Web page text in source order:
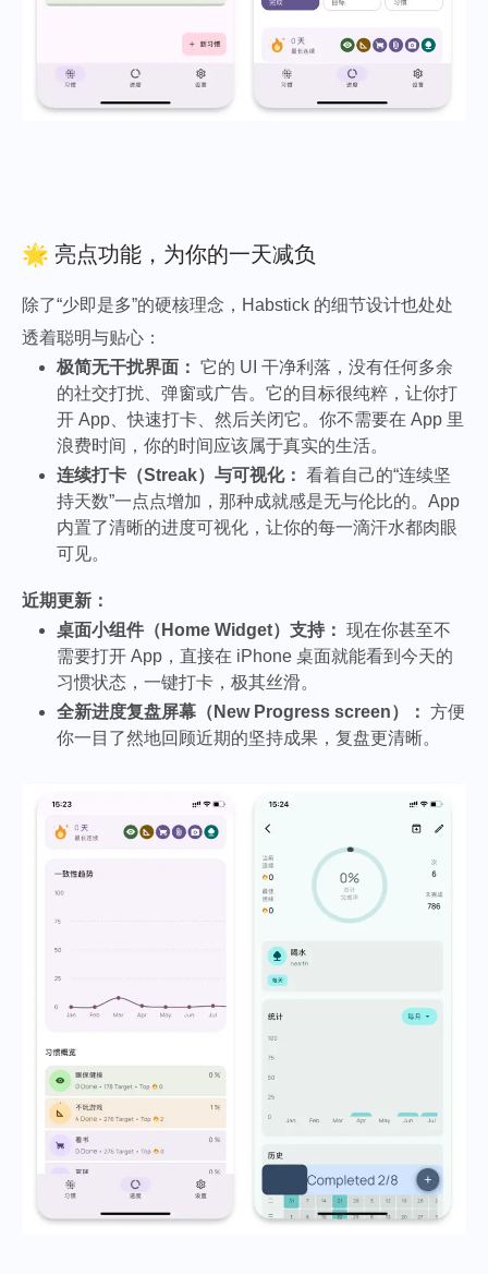
🌟 亮点功能，为你的一天减负
除了“少即是多”的硬核理念，Habstick 的细节设计也处处
透着聪明与贴心：
极简无干扰界面： 它的 UI 干净利落，没有任何多余
的社交打扰、弹窗或广告。它的目标很纯粹，让你打
开 App、快速打卡、然后关闭它。你不需要在 App 里
浪费时间，你的时间应该属于真实的生活。
连续打卡（Streak）与可视化： 看着自己的“连续坚
持天数”一点点增加，那种成就感是无与伦比的。App
内置了清晰的进度可视化，让你的每一滴汗水都肉眼
可见。
近期更新：
桌面小组件（Home Widget）支持： 现在你甚至不
需要打开 App，直接在 iPhone 桌面就能看到今天的
习惯状态，一键打卡，极其丝滑。
全新进度复盘屏幕（New Progress screen）： 方便
你一目了然地回顾近期的坚持成果，复盘更清晰。